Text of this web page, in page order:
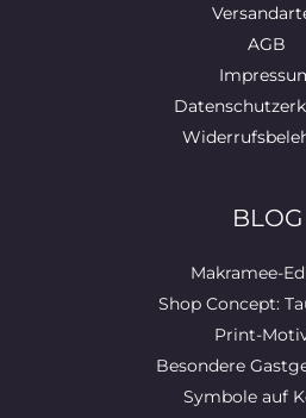
AGB
BLOG
Makramee-
Shop Concept:
Print-
Besondere
Symbole auf